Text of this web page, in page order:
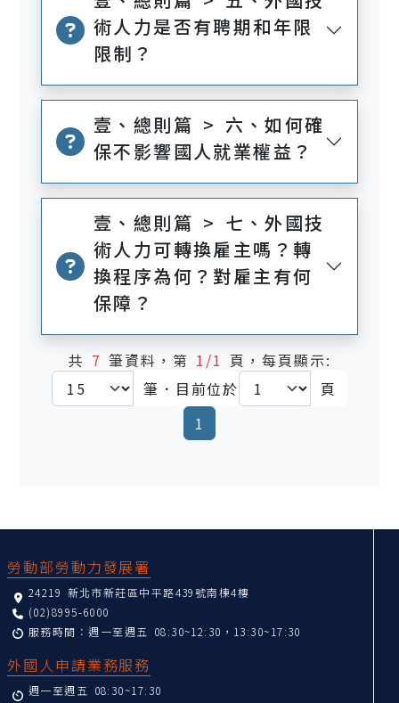
術人力是否有聘期和年限
限制？
壹、總則篇 > 六、如何確
保不影響國人就業權益？
壹、總則篇 > 七、外國技
術人力可轉換雇主嗎？轉
換程序為何？對雇主有何
保障？
共 7筆資料，第 1/1 頁，每頁顯示:
筆．目前位於
頁
1
勞動部勞動力發展署
24219 新北市新莊區中平路439號南棟4樓
(02)8995-6000
服務時間：週一至週五 08:30~12:30，13:30~17:30
外國人申請業務服務
週一至週五 08:30~17:30